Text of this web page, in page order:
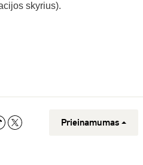
skyrius).
Prieinamumas